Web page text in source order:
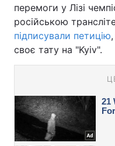
перемоги у Лізі
російською
підписували петицію
своє тату на "Kyiv".